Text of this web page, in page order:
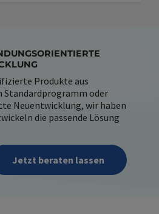
Produkte aus
Standardprogramm oder
Neuentwicklung, wir haben
die passende Lösung
Jetzt beraten lassen